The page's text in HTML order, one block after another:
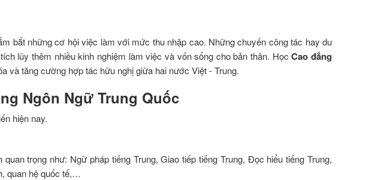
bắt những cơ hội việc làm với mức thu nhập cao. Những chuyến công tác hay du
lũy thêm nhiều kinh nghiệm làm việc và vốn sống cho bản thân. HọcCao đẳng
và tăng cường hợp tác hữu nghị giữa hai nước Việt - Trung.
Ngôn Ngữ Trung Quốc
hiện nay.
trọng như: Ngữ pháp tiếng Trung, Giao tiếp tiếng Trung, Đọc hiểu tiếng Trung,
quan hệ quốc tế,…